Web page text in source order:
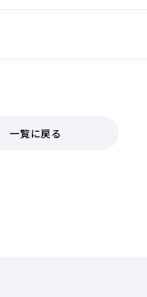
一覧に戻る